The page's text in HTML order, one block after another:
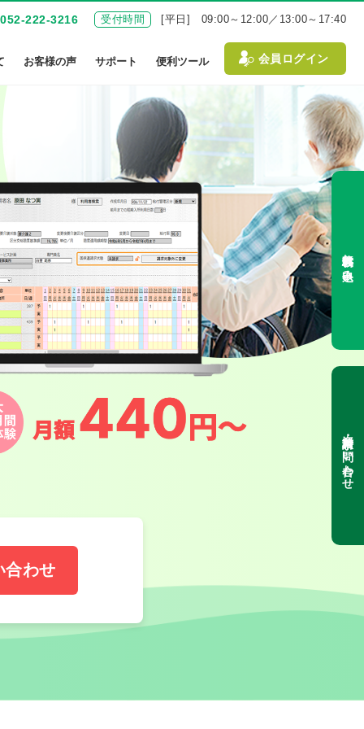
受付時間 [平日] 09:00～12:00／13:00～17:40
052-222-3216
会員ログイン
お客様の声 サポート 便利ツール
無料体験お申込み
資料請求・お問い合わせ
合わせ